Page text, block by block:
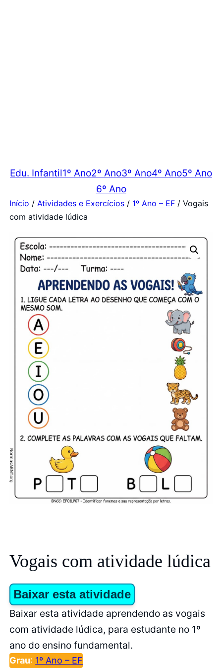
Edu. Infantil1º Ano2º Ano3º Ano4º Ano5º Ano
6º Ano
Início / Atividades e Exercícios / 1º Ano – EF / Vogais
com atividade lúdica
Vogais com atividade lúdica
Baixar esta atividade
Baixar esta atividade aprendendo as vogais
com atividade lúdica, para estudante no 1º
ano do ensino fundamental.
Grau: 1º Ano – EF